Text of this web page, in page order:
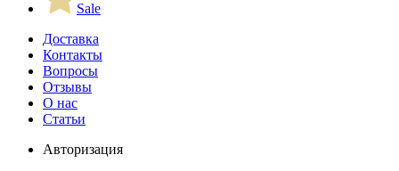
Sale
Доставка
Контакты
Вопросы
Отзывы
О нас
Статьи
Авторизация